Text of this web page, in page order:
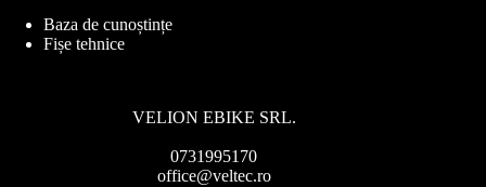
Baza de cunoștințe
Fișe tehnice
VELION EBIKE SRL.
0731995170
office@veltec.ro